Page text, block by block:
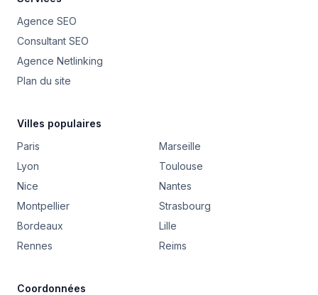
Agence SEO
Consultant SEO
Agence Netlinking
Plan du site
Villes populaires
Paris
Marseille
Lyon
Toulouse
Nice
Nantes
Montpellier
Strasbourg
Bordeaux
Lille
Rennes
Reims
Coordonnées